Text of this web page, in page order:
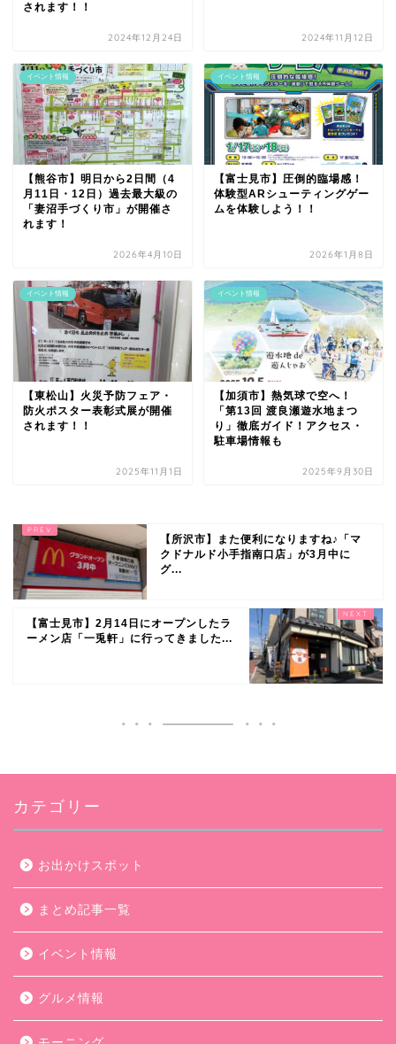
されます！！
2024年12月24日 2024年11月12日
イベント情報
【熊谷市】明日から2日間（4
月11日・12日）過去最大級の
「妻沼手づくり市」が開催さ
れます！
2026年4月10日
イベント情報
【富士見市】圧倒的臨場感！
体験型ARシューティングゲー
ムを体験しよう！！
2026年1月8日
イベント情報
【東松山】火災予防フェア・
防火ポスター表彰式展が開催
されます！！
2025年11月1日
イベント情報
【加須市】熱気球で空へ！
「第13回 渡良瀬遊水地まつ
り」徹底ガイド！アクセス・
駐車場情報も
2025年9月30日
【所沢市】また便利になりますね♪「マ
クドナルド小手指南口店」が3月中に
グ...
【富士見市】2月14日にオープンしたラ
ーメン店「一兎軒」に行ってきました...
カテゴリー
お出かけスポット
まとめ記事一覧
イベント情報
グルメ情報